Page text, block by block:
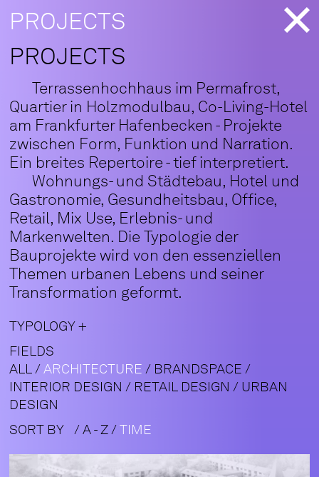
PROJECTS
Terrassenhochhaus im Permafrost,
Quartier in Holzmodulbau, Co-Living-Hotel
am Frankfurter Hafenbecken - Projekte
zwischen Form, Funktion und Narration.
Ein breites Repertoire - tief interpretiert.
Wohnungs- und Städtebau, Hotel und
Gastronomie, Gesundheitsbau, Office,
Retail, Mix Use, Erlebnis- und
Markenwelten. Die Typologie der
Bauprojekte wird von den essenziellen
Themen urbanen Lebens und seiner
Transformation geformt.
TYPOLOGY
FIELDS
ALL/ARCHITECTURE / BRANDSPACE /
INTERIOR DESIGN / RETAIL DESIGN / URBAN
DESIGN
SORT BY
/A - Z/TIME
PROJECTS